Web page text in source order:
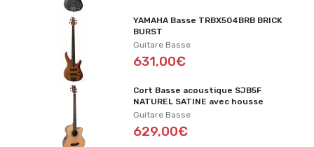
YAMAHA Basse TRBX504BRB BRICK
BURST
Guitare Basse
631,00€
Cort Basse acoustique SJB5F
NATUREL SATINE avec housse
Guitare Basse
629,00€